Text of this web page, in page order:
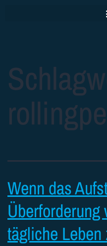
Wenn das
tägliche Leben